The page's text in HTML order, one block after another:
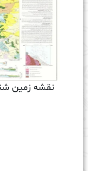
نقشه زمین‌